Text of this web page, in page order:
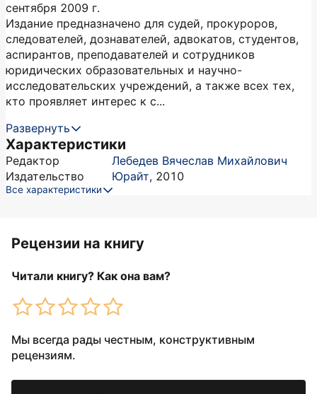
сентября 2009 г.
Издание предназначено для судей, прокуроров,
следователей, дознавателей, адвокатов, студентов,
аспирантов, преподавателей и сотрудников
юридических образовательных и научно-
исследовательских учреждений, а также всех тех,
кто проявляет интерес к с...
Развернуть
Характеристики
Редактор
Лебедев Вячеслав Михайлович
Издательство
Юрайт, 2010
Все характеристики
Рецензии на книгу
Читали книгу? Как она вам?
Мы всегда рады честным, конструктивным
рецензиям.